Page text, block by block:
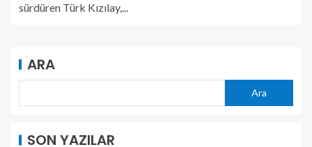
sürdüren Türk Kızılay,...
ARA
Ara
SON YAZILAR